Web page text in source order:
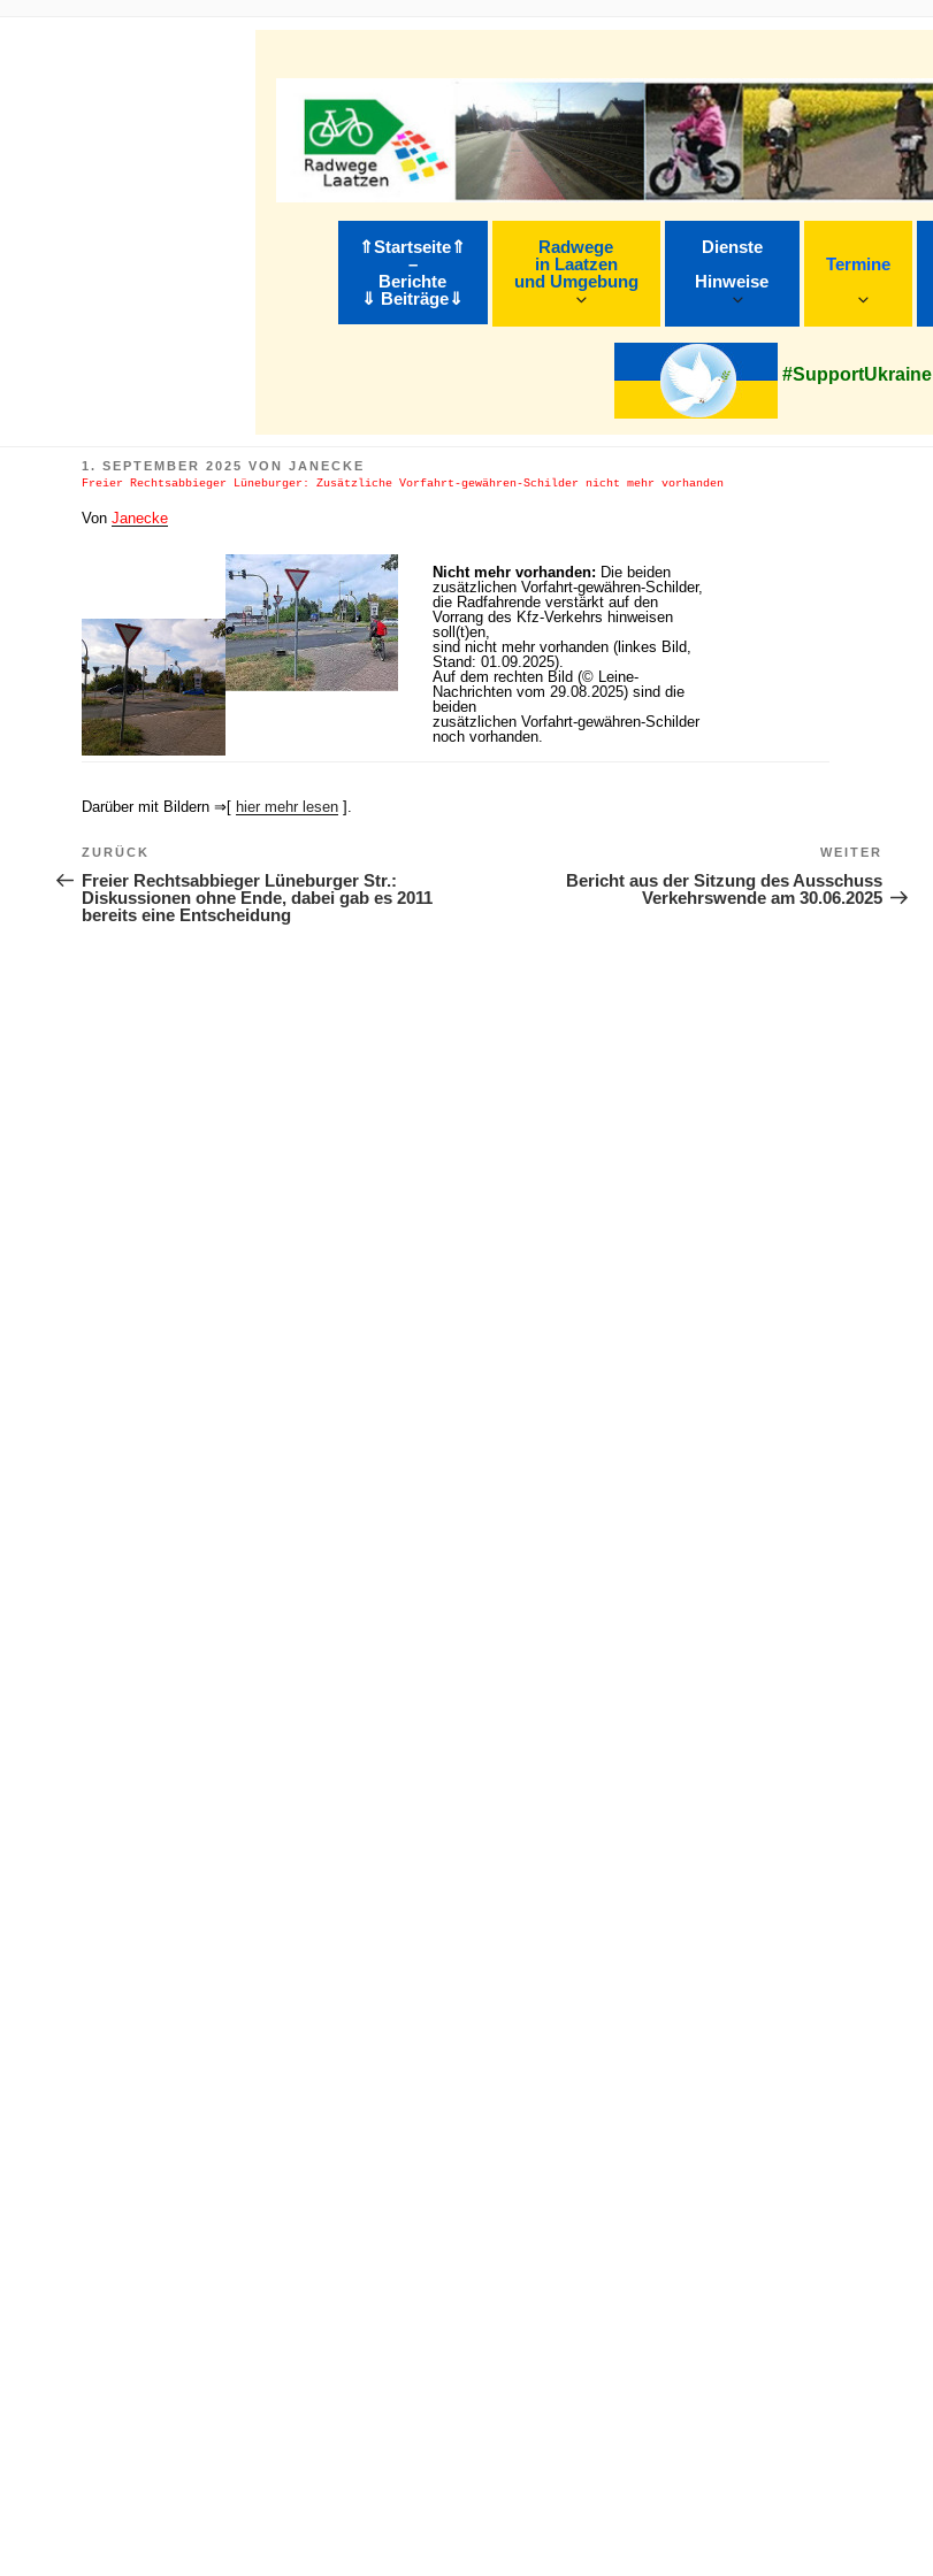
⇑Startseite⇑
–
Berichte
⇓ Beiträge⇓
Radwege
in Laatzen
und Umgebung
Dienste
Hinweise
Termine
#SupportUkraine
VERÖFFENTLICHT
AM
1. SEPTEMBER 2025 VONJANECKE
Freier Rechtsabbieger Lüneburger: Zusätzliche Vorfahrt-gewähren-Schilder nicht mehr vorhanden
VonJanecke
Nicht mehr vorhanden: Die beiden
zusätzlichen Vorfahrt-gewähren-Schilder,
die Radfahrende verstärkt auf den
Vorrang des Kfz-Verkehrs hinweisen
soll(t)en,
sind nicht mehr vorhanden (linkes Bild,
Stand: 01.09.2025).
Auf dem rechten Bild (© Leine-
Nachrichten vom 29.08.2025) sind die
beiden
zusätzlichen Vorfahrt-gewähren-Schilder
noch vorhanden.
Darüber mit Bildern ⇒[ hier mehr lesen ].
ZURÜCK
Freier Rechtsabbieger Lüneburger Str.:
Diskussionen ohne Ende, dabei gab es 2011
bereits eine Entscheidung
WEITER
Bericht aus der Sitzung des Ausschuss
Verkehrswende am 30.06.2025